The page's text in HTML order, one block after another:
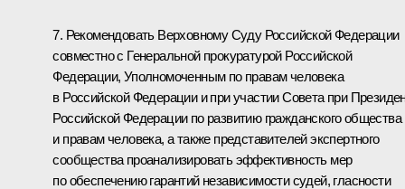
7. Рекомендовать Верховному Суду Российской Федерации
совместно с Генеральной прокуратурой Российской
Федерации, Уполномоченным по правам человека
в Российской Федерации и при участии Совета при
Российской Федерации по развитию гражданского общества
и правам человека, а также представителей экспертного
сообщества проанализировать эффективность мер
по обеспечению гарантий независимости судей, гласности